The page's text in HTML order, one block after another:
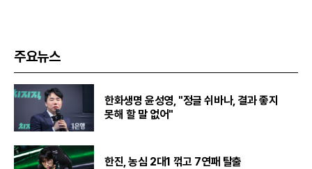
주요뉴스
한화생명 윤성영, "정글 쉬바나, 결과 좋지
못해 할 말 없어"
한진, 농심 2대1 꺾고 7연패 탈출